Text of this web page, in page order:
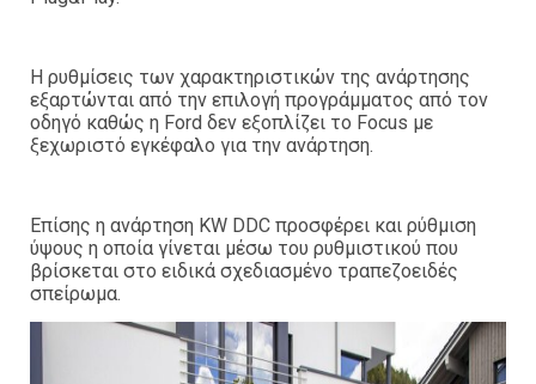
Η ρυθμίσεις των χαρακτηριστικών της ανάρτησης
εξαρτώνται από την επιλογή προγράμματος από τον
οδηγό καθώς η Ford δεν εξοπλίζει το Focus με
ξεχωριστό εγκέφαλο για την ανάρτηση.
Επίσης η ανάρτηση KW DDC προσφέρει και ρύθμιση
ύψους η οποία γίνεται μέσω του ρυθμιστικού που
βρίσκεται στο ειδικά σχεδιασμένο τραπεζοειδές
σπείρωμα.